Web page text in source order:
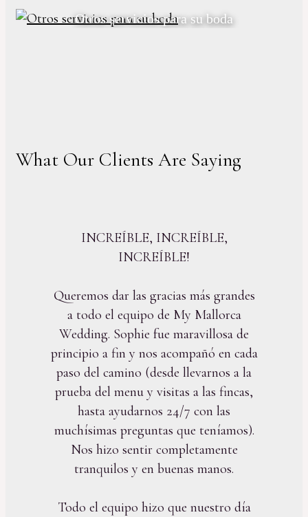
Otros servicios para su boda
What Our Clients Are Saying
INCREÍBLE, INCREÍBLE,
INCREÍBLE!
Queremos dar las gracias más grandes
a todo el equipo de My Mallorca
Wedding. Sophie fue maravillosa de
principio a fin y nos acompañó en cada
paso del camino (desde llevarnos a la
prueba del menu y visitas a las fincas,
hasta ayudarnos 24/7 con las
muchísimas preguntas que teníamos).
Nos hizo sentir completamente
tranquilos y en buenas manos.
Todo el equipo hizo que nuestro día